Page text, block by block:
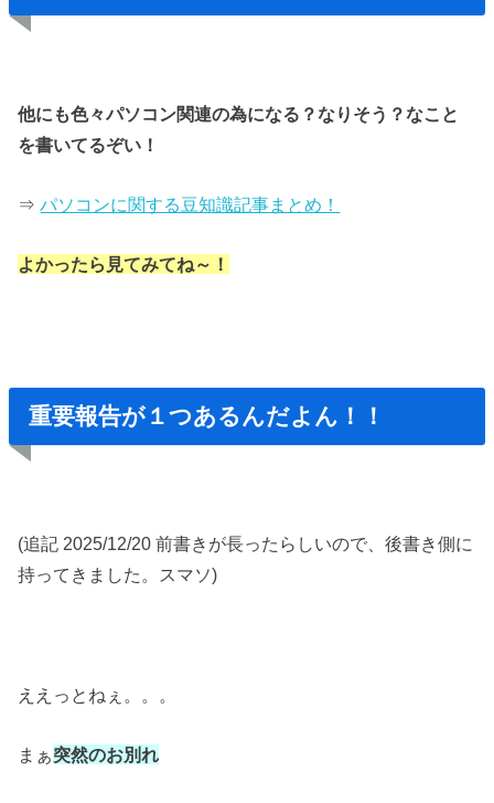
他にも色々パソコン関連の為になる？なりそう？なこと
を書いてるぞい！
⇒パソコンに関する豆知識記事まとめ！
よかったら見てみてね～！
重要報告が１つあるんだよん！！
(追記 2025/12/20 前書きが長ったらしいので、後書き側に
持ってきました。スマソ)
ええっとねぇ。。。
まぁ突然のお別れ